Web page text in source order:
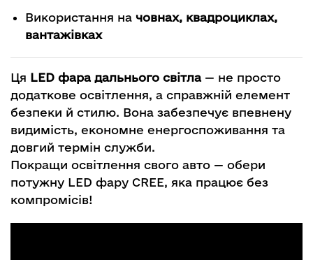
Використання на човнах, квадроциклах,
вантажівках
Ця LED фара дальнього світла — не просто
додаткове освітлення, а справжній елемент
безпеки й стилю. Вона забезпечує впевнену
видимість, економне енергоспоживання та
довгий термін служби.
Покращи освітлення свого авто — обери
потужну LED фару CREE, яка працює без
компромісів!